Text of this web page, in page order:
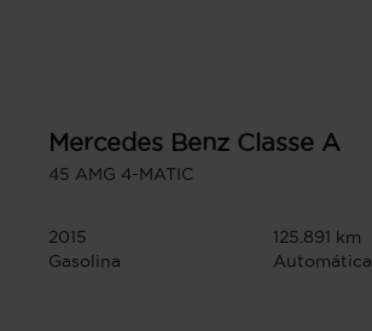
Mercedes Benz Classe A
45 AMG 4-MATIC
2015
125.891 km
Gasolina
Automática